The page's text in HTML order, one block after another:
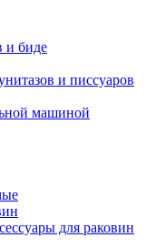
и биде
и писсуаров
машиной
для раковин